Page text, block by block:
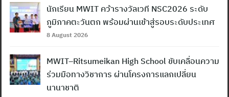
นักเรียน MWIT คว้ารางวัลเวที NSC2026 ระดับ
ภูมิภาคตะวันตก พร้อมผ่านเข้าสู่รอบระดับประเทศ
8 August 2026
MWIT–Ritsumeikan High School ขับเคลื่อนความ
ร่วมมือทางวิชาการ ผ่านโครงการแลกเปลี่ยน
นานาชาติ